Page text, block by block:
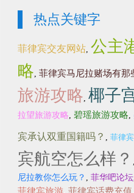
热点关键字
菲律宾交友网站, 公主
略, 菲律宾马尼拉赌场有那
旅游攻略, 椰子
拉望旅游攻略, 碧瑶旅游攻略,
宾承认双重国籍吗？ , 菲律
宾航空怎么样？ ,
尼拉教你怎么玩？ , 菲华吧论坛